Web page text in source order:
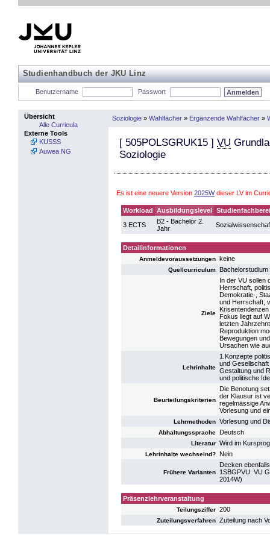
Studienhandbuch der JKU Linz
Benutzername Passwort
Übersicht
Alle Curricula
Externe Tools
KUSSS
Auwea NG
Soziologie » Wahlfächer » Ergänzende Wahlfächer »
[ 505POLSGRUK15 ] VU
Soziologie
Es ist eine neuere Version 2025Wdieser LV im
Workload Ausbildungslevel
3 ECTS
B2 - Bachelor 2.
Jahr
Detailinformationen
Anmeldevoraussetzungen keine
Quellcurriculum
Ziele
In der VU sollen
Herrschaft,
Demokratie-,
und Herrschaft,
Fokus liegt auf
letzten
Reproduktion
Bewegungen
Ursachen wie
Lehrinhalte
1.Konzepte
und
Gestaltung und
und politische
Beurteilungskriterien
Die Benotung
der Klausur ist
regelmässige
Vorlesung und
Lehrmethoden Vorlesung und
Abhaltungssprache Deutsch
Literatur Wird im
Lehrinhalte wechselnd? Nein
Frühere Varianten
Decken
1SBGPVU: VU
2014W)
Präsenzlehrveranstaltung
Teilungsziffer 200
Zuteilungsverfahren Zuteilung nach